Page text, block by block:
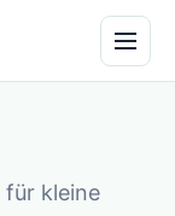
für kleine